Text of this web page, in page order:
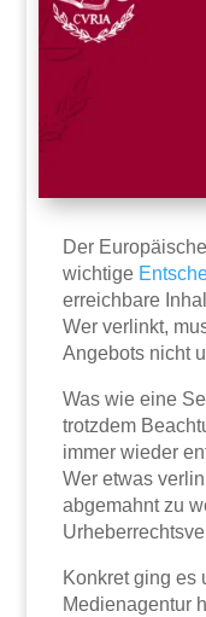
Der
wichtige
erreichbare
Wer verlinkt,
Angebots nicht
Was wie eine
trotzdem
immer wieder
Wer etwas
abgemahnt zu
Konkret ging es
Medienagentur